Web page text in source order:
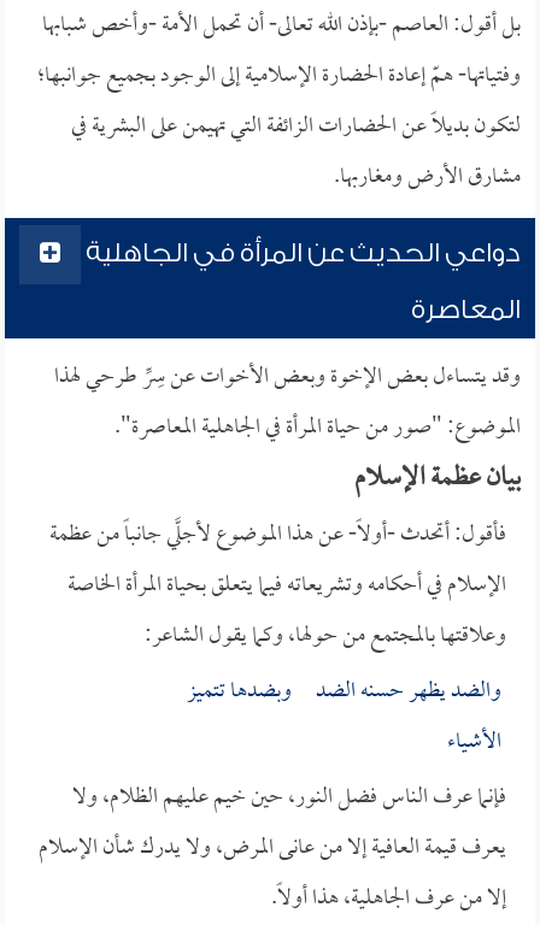
بل أقول: العاصم -بإذن الله تعالى- أن تحمل الأمة -وأخص شبابها
وفتياتها- همّ إعادة الحضارة الإسلامية إلى الوجود بجميع جوانبها؛
لتكون بديلاً عن الحضارات الزائفة التي تهيمن على البشرية في
مشارق الأرض ومغاربها.
دواعي الحديث عن المرأة في الجاهلية
المعاصرة
وقد يتساءل بعض الإخوة وبعض الأخوات عن سِرِّ طرحي لهذا
الموضوع: "صور من حياة المرأة في الجاهلية المعاصرة".
بيان عظمة الإسلام
فأقول: أتحدث -أولاً- عن هذا الموضوع لأجلَّي جانباً من عظمة
الإسلام في أحكامه وتشريعاته فيما يتعلق بحياة المرأة الخاصة
وعلاقتها بالمجتمع من حولها، وكما يقول الشاعر:
والضد يظهر حسنه الضد وبضدها تتميز
الأشياء
فإنما عرف الناس فضل النور، حين خيم عليهم الظلام، ولا
يعرف قيمة العافية إلا من عانى المرض، ولا يدرك شأن الإسلام
إلا من عرف الجاهلية، هذا أولاً.